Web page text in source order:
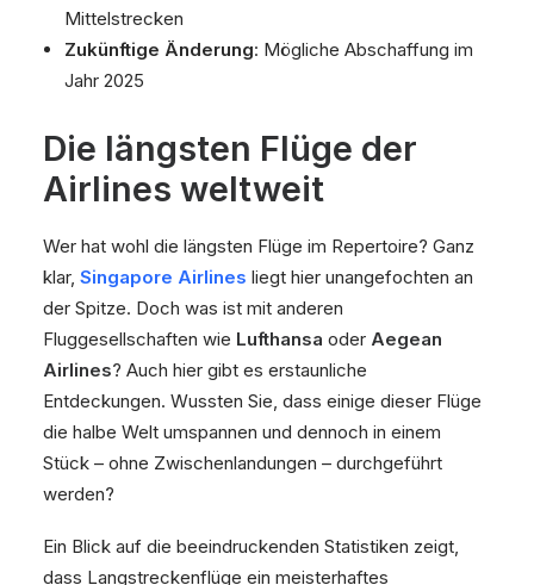
Mittelstrecken
Zukünftige Änderung: Mögliche Abschaffung im
Jahr 2025
Die längsten Flüge der
Airlines weltweit
Wer hat wohl die längsten Flüge im Repertoire? Ganz
klar, Singapore Airlines liegt hier unangefochten an
der Spitze. Doch was ist mit anderen
Fluggesellschaften wie Lufthansa oder Aegean
Airlines? Auch hier gibt es erstaunliche
Entdeckungen. Wussten Sie, dass einige dieser Flüge
die halbe Welt umspannen und dennoch in einem
Stück – ohne Zwischenlandungen – durchgeführt
werden?
Ein Blick auf die beeindruckenden Statistiken zeigt,
dass Langstreckenflüge ein meisterhaftes